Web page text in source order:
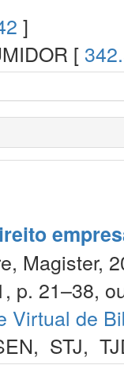
]
[
Magister,
p. 21–38,
Virtual de
, STJ,